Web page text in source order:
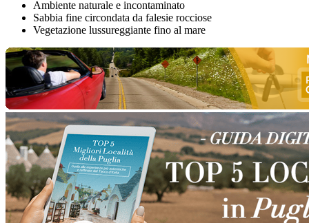
Ambiente naturale e incontaminato
Sabbia fine circondata da falesie rocciose
Vegetazione lussureggiante fino al mare